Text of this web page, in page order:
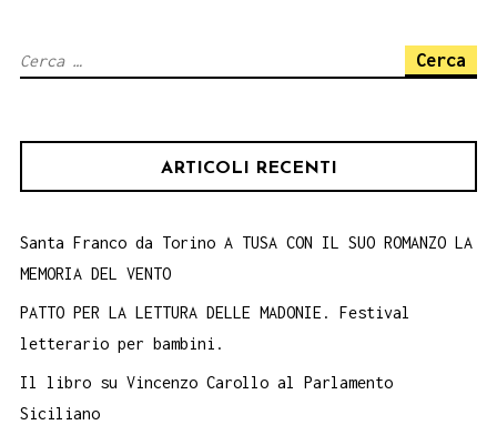
(Me)
Ricerca
ARTICOLI RECENTI
Santa Franco da Torino A TUSA CON IL SUO ROMANZO LA
MEMORIA DEL VENTO
PATTO PER LA LETTURA DELLE MADONIE. Festival
letterario per bambini.
Il libro su Vincenzo Carollo al Parlamento
Siciliano